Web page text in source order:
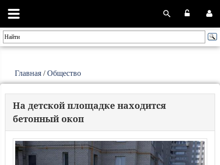
Главная /Общество
На детской площадке находится
бетонный окоп